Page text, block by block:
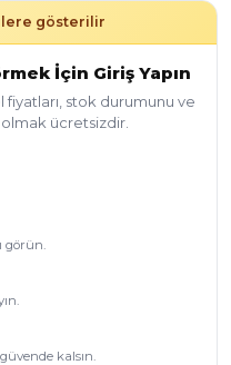
gösterilir
İçin Giriş Yapın
stok durumunu ve
ücretsizdir.
görün.
kalsın.